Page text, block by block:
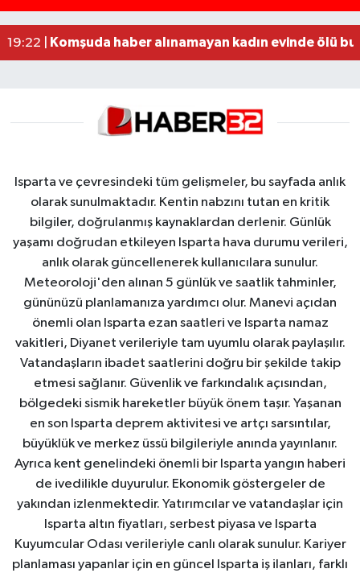
19:22 |
Komşuda haber alınamayan kadın evinde ölü
Isparta ve çevresindeki tüm gelişmeler, bu sayfada anlık
olarak sunulmaktadır. Kentin nabzını tutan en kritik
bilgiler, doğrulanmış kaynaklardan derlenir. Günlük
yaşamı doğrudan etkileyen Isparta hava durumu verileri,
anlık olarak güncellenerek kullanıcılara sunulur.
Meteoroloji'den alınan 5 günlük ve saatlik tahminler,
gününüzü planlamanıza yardımcı olur. Manevi açıdan
önemli olan Isparta ezan saatleri ve Isparta namaz
vakitleri, Diyanet verileriyle tam uyumlu olarak paylaşılır.
Vatandaşların ibadet saatlerini doğru bir şekilde takip
etmesi sağlanır. Güvenlik ve farkındalık açısından,
bölgedeki sismik hareketler büyük önem taşır. Yaşanan
en son Isparta deprem aktivitesi ve artçı sarsıntılar,
büyüklük ve merkez üssü bilgileriyle anında yayınlanır.
Ayrıca kent genelindeki önemli bir Isparta yangın haberi
de ivedilikle duyurulur. Ekonomik göstergeler de
yakından izlenmektedir. Yatırımcılar ve vatandaşlar için
Isparta altın fiyatları, serbest piyasa ve Isparta
Kuyumcular Odası verileriyle canlı olarak sunulur. Kariyer
planlaması yapanlar için en güncel Isparta iş ilanları, farklı